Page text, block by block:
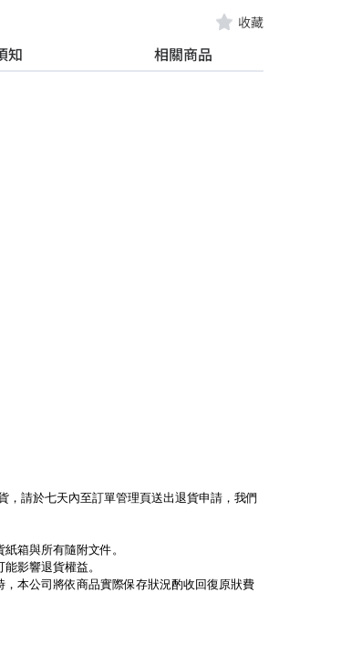
收藏
知 相關商品
請於七天內至訂單管理頁送出退貨申請，我們
箱與所有隨附文件。
影響退貨權益。
本公司將依商品實際保存狀況酌收回復原狀費